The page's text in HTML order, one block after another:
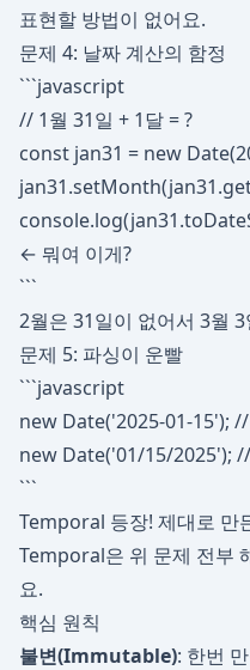
표현할 방법이 없어요.
문제 4: 날짜 계산의 함정
```javascript
// 1월 31일 + 1달 = ?
const jan31 = new
← 뭐여 이게?
```
2월은 31일이 없어서 3월
문제 5: 파싱이 운빨
```javascript
new Date('2025-01-15');
new Date('01/15/2025');
```
Temporal 등장! 제대로 만
Temporal은 위 문제 전부
요.
핵심 원칙
불변(Immutable): 한번